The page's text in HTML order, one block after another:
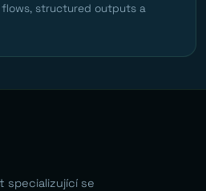
flows, structured outputs a
specializující se